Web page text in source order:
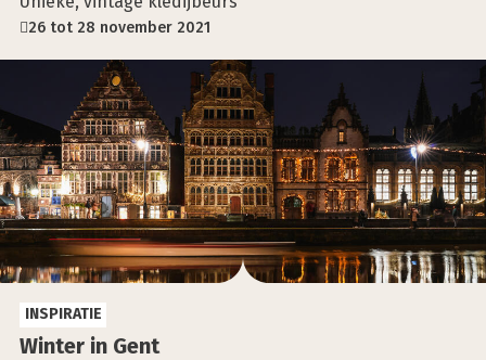
26 tot 28 november 2021
Win­ter in Gent
INSPIRATIE